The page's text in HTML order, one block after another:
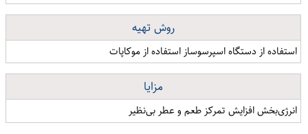
روش تهیه
استفاده از دستگاه اسپرسوساز استفاده از موکاپات
مزایا
انرژی‌بخش افزایش تمرکز طعم و عطر بی‌نظیر